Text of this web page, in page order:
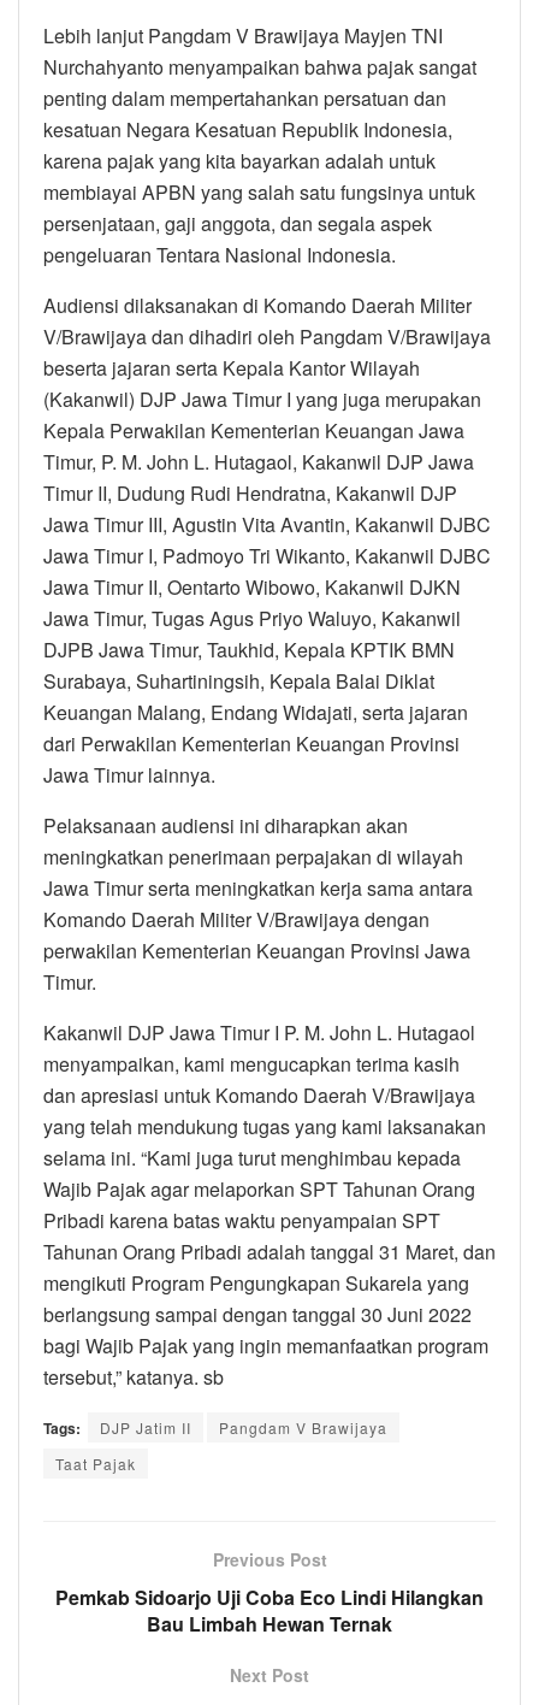
Lebih lanjut Pangdam V Brawijaya Mayjen TNI
Nurchahyanto menyampaikan bahwa pajak sangat
penting dalam mempertahankan persatuan dan
kesatuan Negara Kesatuan Republik Indonesia,
karena pajak yang kita bayarkan adalah untuk
membiayai APBN yang salah satu fungsinya untuk
persenjataan, gaji anggota, dan segala aspek
pengeluaran Tentara Nasional Indonesia.
Audiensi dilaksanakan di Komando Daerah Militer
V/Brawijaya dan dihadiri oleh Pangdam V/Brawijaya
beserta jajaran serta Kepala Kantor Wilayah
(Kakanwil) DJP Jawa Timur I yang juga merupakan
Kepala Perwakilan Kementerian Keuangan Jawa
Timur, P. M. John L. Hutagaol, Kakanwil DJP Jawa
Timur II, Dudung Rudi Hendratna, Kakanwil DJP
Jawa Timur III, Agustin Vita Avantin, Kakanwil DJBC
Jawa Timur I, Padmoyo Tri Wikanto, Kakanwil DJBC
Jawa Timur II, Oentarto Wibowo, Kakanwil DJKN
Jawa Timur, Tugas Agus Priyo Waluyo, Kakanwil
DJPB Jawa Timur, Taukhid, Kepala KPTIK BMN
Surabaya, Suhartiningsih, Kepala Balai Diklat
Keuangan Malang, Endang Widajati, serta jajaran
dari Perwakilan Kementerian Keuangan Provinsi
Jawa Timur lainnya.
Pelaksanaan audiensi ini diharapkan akan
meningkatkan penerimaan perpajakan di wilayah
Jawa Timur serta meningkatkan kerja sama antara
Komando Daerah Militer V/Brawijaya dengan
perwakilan Kementerian Keuangan Provinsi Jawa
Timur.
Kakanwil DJP Jawa Timur I P. M. John L. Hutagaol
menyampaikan, kami mengucapkan terima kasih
dan apresiasi untuk Komando Daerah V/Brawijaya
yang telah mendukung tugas yang kami laksanakan
selama ini. “Kami juga turut menghimbau kepada
Wajib Pajak agar melaporkan SPT Tahunan Orang
Pribadi karena batas waktu penyampaian SPT
Tahunan Orang Pribadi adalah tanggal 31 Maret, dan
mengikuti Program Pengungkapan Sukarela yang
berlangsung sampai dengan tanggal 30 Juni 2022
bagi Wajib Pajak yang ingin memanfaatkan program
tersebut,” katanya. sb
Tags: DJP Jatim II
Pangdam V Brawijaya
Taat Pajak
Previous Post
Pemkab Sidoarjo Uji Coba Eco Lindi Hilangkan
Bau Limbah Hewan Ternak
Next Post